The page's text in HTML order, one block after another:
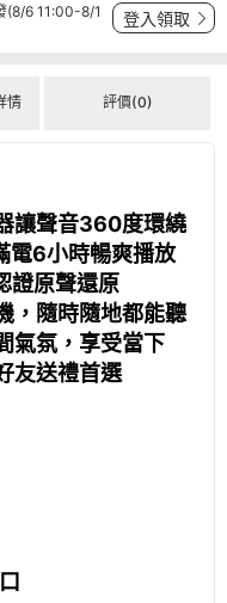
6 11:00-8/1
登入領取
情 評價(0)
讓聲音360度環繞
6小時暢爽播放
證原聲還原
，隨時隨地都能聽
氣氛，享受當下
友送禮首選